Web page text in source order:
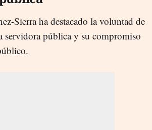
Sierra ha destacado la voluntad de
servidora pública y su compromiso